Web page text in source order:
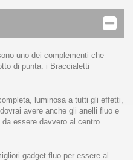
uno dei complementi che
di punta: i Braccialetti
luminosa a tutti gli effetti,
avere anche gli anelli fluo e
essere davvero al centro
gadget fluo per essere al